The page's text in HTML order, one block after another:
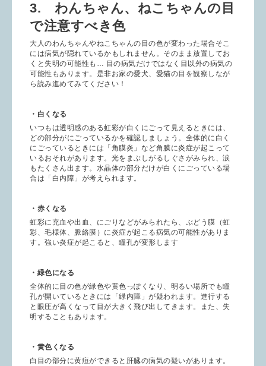
3. わんちゃん、ねこちゃんの目
で注意すべき色
大人のわんちゃんやねこちゃんの目の色が変わった場合そこ
には病気が隠れているかもしれません。そのまま放置してお
くと失明の可能性も… 目の病気だけではなく目以外の病気の
可能性もあります。是非お家の愛犬、愛猫の目を観察しなが
ら読み進めてみてください！
・白くなる
いつもは透明感のある虹彩が白くにごって見えるときには、
どの部分がにごっているかを確認しましょう。全体的に白く
にごっているときには「角膜炎」など角膜に炎症が起こって
いるおそれがあります。光をまぶしがるしぐさがみられ、涙
もたくさん出ます。水晶体の部分だけが白くにごっている場
合は「白内障」が考えられます。
・赤くなる
虹彩に充血や出血、にごりなどがみられたら、ぶどう膜（虹
彩、毛様体、脈絡膜）に炎症が起こる病気の可能性がありま
す。強い炎症が起こると、瞳孔が変形します
・緑色になる
全体的に目の色が緑色や黄色っぽくなり、明るい場所でも瞳
孔が開いているときには「緑内障」が疑われます。進行する
と眼圧が高くなって目が大きく飛び出してきます。また、失
明することもあります。
・黄色くなる
白目の部分に黄疸ができると肝臓の病気の疑いがあります。